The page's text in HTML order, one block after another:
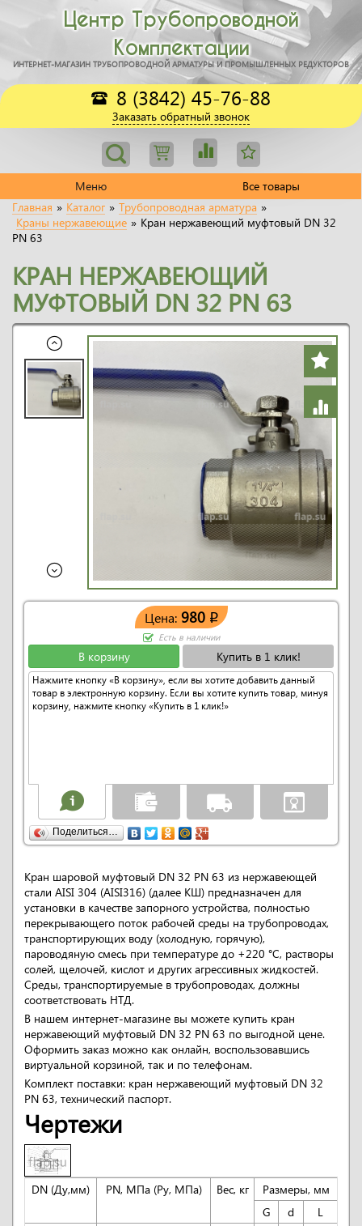
Центр Трубопроводной
Комплектации
ИНТЕРНЕТ-МАГАЗИН ТРУБОПРОВОДНОЙ АРМАТУРЫ И ПРОМЫШЛЕННЫХ РЕДУКТОРОВ
8 (3842) 45-76-88
Заказать обратный звонок
Меню
Все товары
Главная » Каталог » Трубопроводная арматура »
Краны нержавеющие » Кран нержавеющий муфтовый DN 32
PN 63
КРАН НЕРЖАВЕЮЩИЙ
МУФТОВЫЙ DN 32 PN 63
Цена: 980 q
Есть в наличии
В корзину Купить в 1 клик!
Нажмите кнопку «В корзину», если вы хотите добавить данный
товар в электронную корзину. Если вы хотите купить товар, минуя
корзину, нажмите кнопку «Купить в 1 клик!»
Поделиться…
Кран шаровой муфтовый DN 32 PN 63 из нержавеющей
стали AISI 304 (AISI316) (далее КШ) предназначен для
установки в качестве запорного устройства, полностью
перекрывающего поток рабочей среды на трубопроводах,
транспортирующих воду (холодную, горячую),
пароводяную смесь при температуре до +220 °С, растворы
солей, щелочей, кислот и других агрессивных жидкостей.
Среды, транспортируемые в трубопроводах, должны
соответствовать НТД.
В нашем интернет-магазине вы можете купить кран
нержавеющий муфтовый DN 32 PN 63 по выгодной цене.
Оформить заказ можно как онлайн, воспользовавшись
виртуальной корзиной, так и по телефонам.
Комплект поставки: кран нержавеющий муфтовый DN 32
PN 63, технический паспорт.
Чертежи
DN (Ду,мм) PN, МПа (Ру, МПа) Вес, кг
Размеры, мм
G
d
L